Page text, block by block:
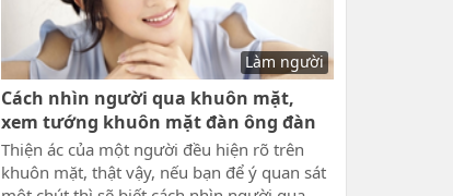
Làm người
Cách nhìn người qua khuôn mặt,
xem tướng khuôn mặt đàn ông đàn
bà phụ nữ
Thiện ác của một người đều hiện rõ trên
khuôn mặt, thật vậy, nếu bạn để ý quan sát